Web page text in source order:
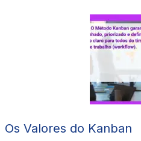
Os Valores do Kanban